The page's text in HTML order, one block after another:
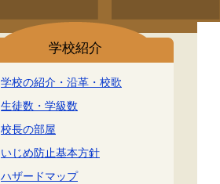
学校紹介
学校の紹介・沿革・校歌
生徒数・学級数
校長の部屋
いじめ防止基本方針
ハザードマップ